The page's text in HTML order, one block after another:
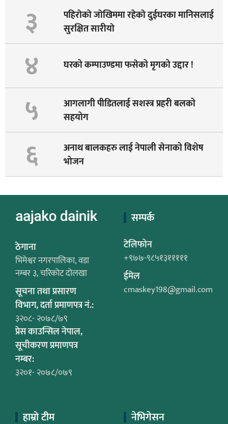
३
पहिराेकाे जाेखिममा रहेकाे दुईघरका मानिसलाई
सुरक्षित सारीयाे
४ घरको कम्पाउण्डमा फसेको मृगको उद्दार !
५
आगलागी पीडितलाई सशस्त्र प्रहरी बलको
सहयोग
६
अनाथ बालकहरु लाई नेपाली सेनाको विशेष
भोजन
ठेगाना
भिमेश्वर नगरपालिका, वडा
नम्बर ३, चरिकोट दोलखा
सूचना तथा प्रसारण
विभाग, दर्ता प्रमाणपत्र नं.:
३२०८- २०७८/७९
प्रेस काउन्सिल नेपाल,
सूचीकरण प्रमाणपत्र
नम्बर:
३२०१- २०७८/०७९
सम्पर्क
टेलिफोन
+९७७-९८५१३१११११
ईमेल
cmaskey198@gmail.com
हाम्रो टीम नेभिगेसन